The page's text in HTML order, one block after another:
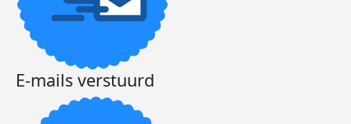
E-mails verstuurd